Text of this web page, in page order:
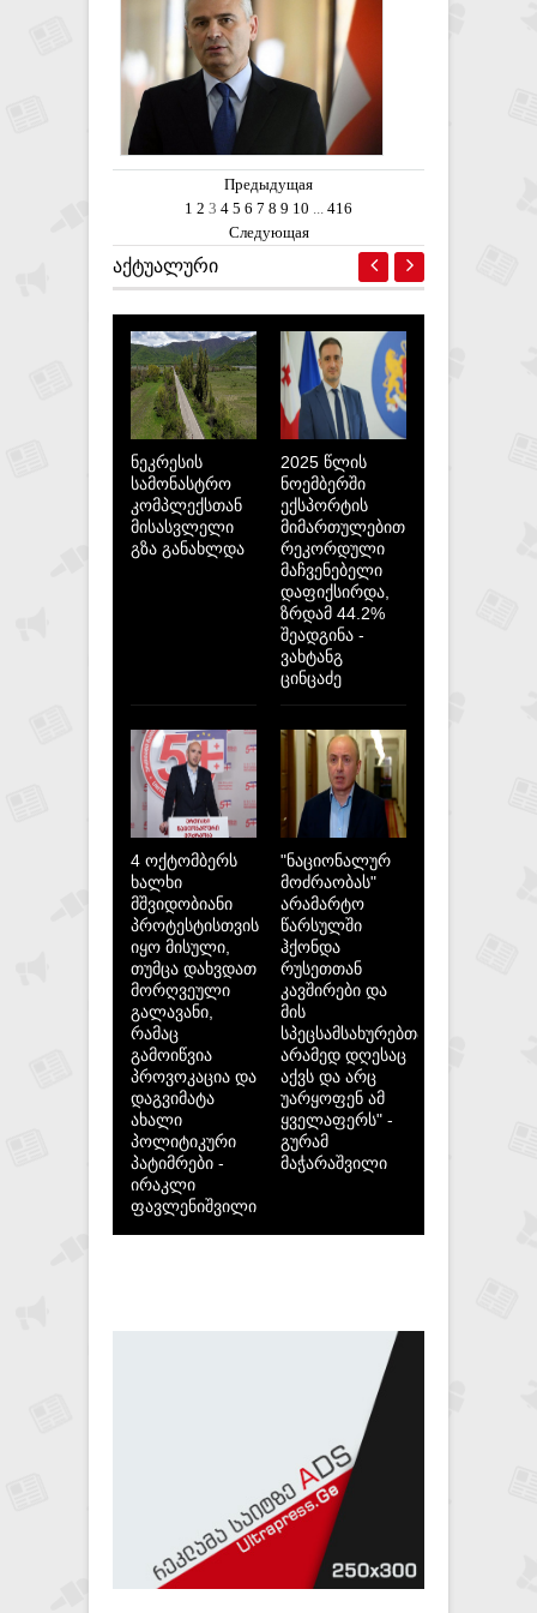
წინაშე არიან - ირაკლი
ქადაგიშვილი
Предыдущая
1 2 3 4 5 6 7 8 9 10
416
Следующая
ᲐᲥᲢᲣᲐᲚᲣᲠᲘ
ნეკრესის
სამონასტრო
კომპლექსთან
მისასვლელი
გზა განახლდა
2025 წლის
ნოემბერში
ექსპორტის
მიმართულებით
რეკორდული
მაჩვენებელი
დაფიქსირდა,
ზრდამ 44.2%
შეადგინა -
ვახტანგ
ცინცაძე
4 ოქტომბერს
ხალხი
მშვიდობიანი
პროტესტისთვის
იყო მისული,
თუმცა დახვდათ
მორღვეული
გალავანი,
რამაც
გამოიწვია
პროვოკაცია და
დაგვიმატა
ახალი
პოლიტიკური
პატიმრები -
ირაკლი
ფავლენიშვილი
"ნაციონალურ
მოძრაობას"
არამარტო
წარსულში
ჰქონდა
რუსეთთან
კავშირები და
მის
სპეცსამსახურებთან,
არამედ დღესაც
აქვს და არც
უარყოფენ ამ
ყველაფერს" -
გურამ
მაჭარაშვილი